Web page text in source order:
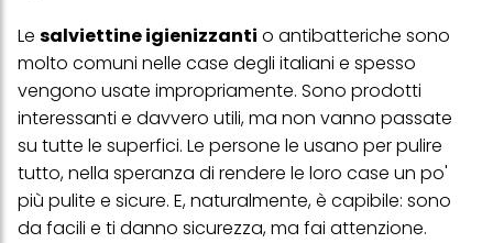
Le salviettine igienizzanti o antibatteriche sono
molto comuni nelle case degli italiani e spesso
vengono usate impropriamente. Sono prodotti
interessanti e davvero utili, ma non vanno passate
su tutte le superfici. Le persone le usano per pulire
tutto, nella speranza di rendere le loro case un po'
più pulite e sicure. E, naturalmente, è capibile: sono
da facili e ti danno sicurezza, ma fai attenzione.